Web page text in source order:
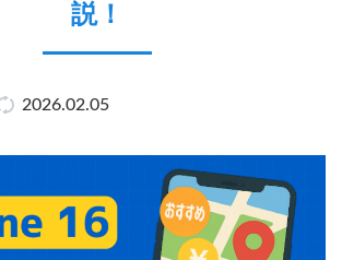
説！
2026.02.05